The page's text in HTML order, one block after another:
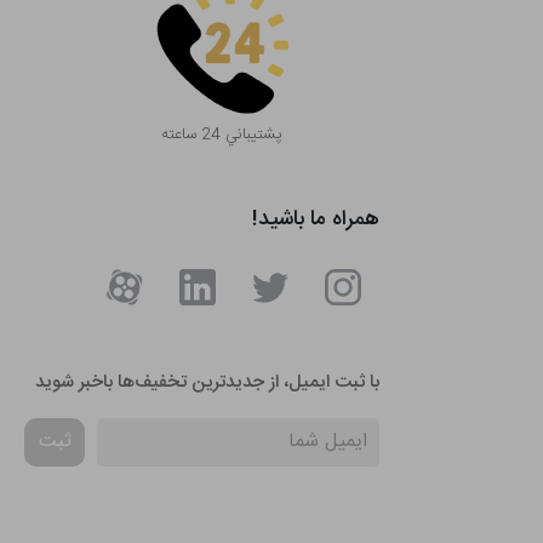
پشتيباني 24 ساعته
همراه ما باشید!
با ثبت ایمیل، از جدید‌ترین تخفیف‌ها با‌خبر شوید
ثبت